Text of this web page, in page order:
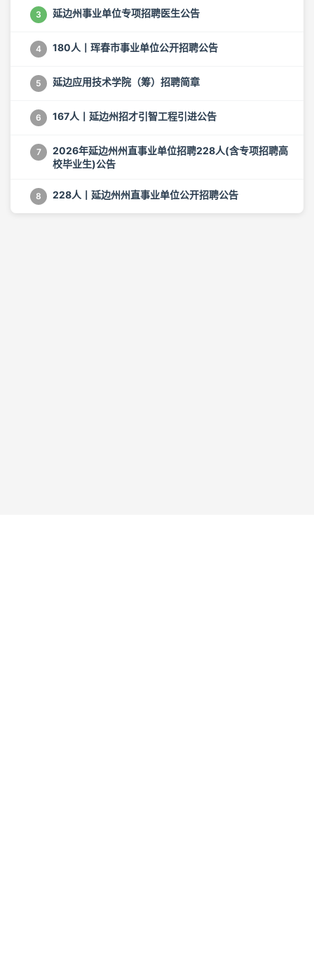
3 延边州事业单位专项招聘医生公告
4 180人丨珲春市事业单位公开招聘公告
5 延边应用技术学院（筹）招聘简章
6 167人丨延边州招才引智工程引进公告
7
2026年延边州州直事业单位招聘228人(含专项招聘高
校毕业生)公告
8 228人丨延边州州直事业单位公开招聘公告